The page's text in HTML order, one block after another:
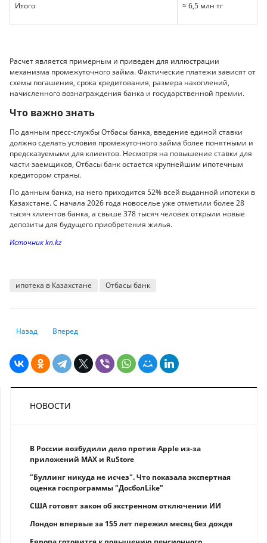
Итого ≈ 6,5 млн тг
Расчет является примерным и приведен для иллюстрации
механизма промежуточного займа. Фактические платежи зависят от
схемы погашения, срока кредитования, размера накоплений,
начисленного вознаграждения банка и государственной премии.
Что важно знать
По данным пресс-службы Отбасы банка, введение единой ставки
должно сделать условия промежуточного займа более понятными и
предсказуемыми для клиентов. Несмотря на повышение ставки для
части заемщиков, Отбасы банк остается крупнейшим ипотечным
кредитором страны.
По данным банка, на него приходится 52% всей выданной ипотеки в
Казахстане. С начала 2026 года новоселье уже отметили более 28
тысяч клиентов банка, а свыше 378 тысяч человек открыли новые
депозиты для будущего приобретения жилья.
Источник kn.kz
ипотека в Казахстане Отбасы банк
Предыдущий: Объясняем, можно ли заработать больше на
Назад Следующий: Больничный для самозанятых: как работает и
Вперед
НОВОСТИ
В России возбудили дело против Apple из-за
приложений MAX и RuStore
"Буллинг никуда не исчез". Что показала экспертная
оценка госпрограммы "ДосболLike"
США готовят закон об экстренном отключении ИИ
Лондон впервые за 155 лет пережил месяц без дождя